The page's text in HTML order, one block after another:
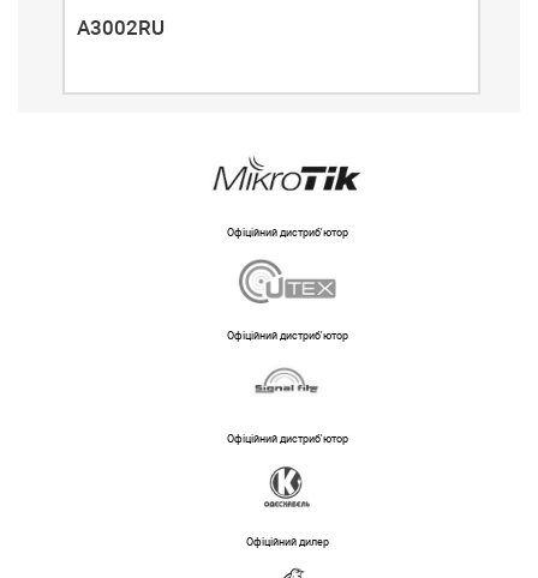
A3002RU
Офіційний дистриб'ютор
Офіційний дистриб'ютор
Офіційний дистриб'ютор
Офіційний дилер